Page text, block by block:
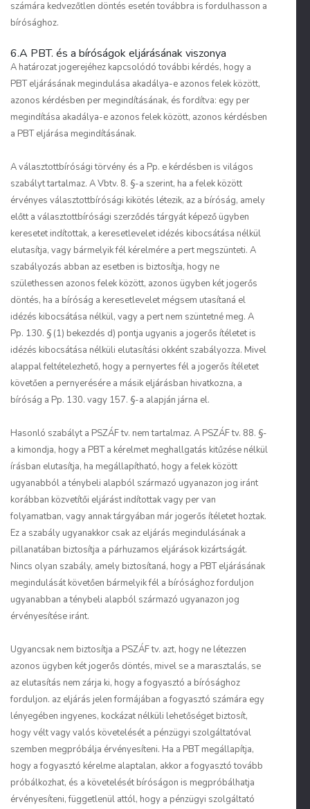
számára kedvezőtlen döntés esetén továbbra is fordulhasson a
bírósághoz.
6.A PBT. és a bíróságok eljárásának viszonya
A határozat jogerejéhez kapcsolódó további kérdés, hogy a
PBT eljárásának megindulása akadálya-e azonos felek között,
azonos kérdésben per megindításának, és fordítva: egy per
megindítása akadálya-e azonos felek között, azonos kérdésben
a PBT eljárása megindításának.
A választottbírósági törvény és a Pp. e kérdésben is világos
szabályt tartalmaz. A Vbtv. 8. §-a szerint, ha a felek között
érvényes választottbírósági kikötés létezik, az a bíróság, amely
előtt a választottbírósági szerződés tárgyát képező ügyben
keresetet indítottak, a keresetlevelet idézés kibocsátása nélkül
elutasítja, vagy bármelyik fél kérelmére a pert megszünteti. A
szabályozás abban az esetben is biztosítja, hogy ne
születhessen azonos felek között, azonos ügyben két jogerős
döntés, ha a bíróság a keresetlevelet mégsem utasítaná el
idézés kibocsátása nélkül, vagy a pert nem szüntetné meg. A
Pp. 130. § (1) bekezdés d) pontja ugyanis a jogerős ítéletet is
idézés kibocsátása nélküli elutasítási okként szabályozza. Mivel
alappal feltételezhető, hogy a pernyertes fél a jogerős ítéletet
követően a pernyerésére a másik eljárásban hivatkozna, a
bíróság a Pp. 130. vagy 157. §-a alapján járna el.
Hasonló szabályt a PSZÁF tv. nem tartalmaz. A PSZÁF tv. 88. §-
a kimondja, hogy a PBT a kérelmet meghallgatás kitűzése nélkül
írásban elutasítja, ha megállapítható, hogy a felek között
ugyanabból a ténybeli alapból származó ugyanazon jog iránt
korábban közvetítői eljárást indítottak vagy per van
folyamatban, vagy annak tárgyában már jogerős ítéletet hoztak.
Ez a szabály ugyanakkor csak az eljárás megindulásának a
pillanatában biztosítja a párhuzamos eljárások kizártságát.
Nincs olyan szabály, amely biztosítaná, hogy a PBT eljárásának
megindulását követően bármelyik fél a bírósághoz forduljon
ugyanabban a ténybeli alapból származó ugyanazon jog
érvényesítése iránt.
Ugyancsak nem biztosítja a PSZÁF tv. azt, hogy ne létezzen
azonos ügyben két jogerős döntés, mivel se a marasztalás, se
az elutasítás nem zárja ki, hogy a fogyasztó a bírósághoz
forduljon. az eljárás jelen formájában a fogyasztó számára egy
lényegében ingyenes, kockázat nélküli lehetőséget biztosít,
hogy vélt vagy valós követelését a pénzügyi szolgáltatóval
szemben megpróbálja érvényesíteni. Ha a PBT megállapítja,
hogy a fogyasztó kérelme alaptalan, akkor a fogyasztó tovább
próbálkozhat, és a követelését bíróságon is megpróbálhatja
érvényesíteni, függetlenül attól, hogy a pénzügyi szolgáltató